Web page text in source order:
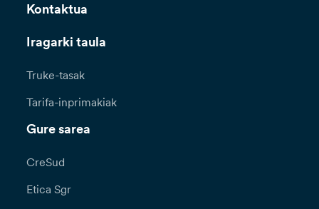
Kontaktua
Iragarki taula
Truke-tasak
Tarifa-inprimakiak
Gure sarea
CreSud
Etica Sgr